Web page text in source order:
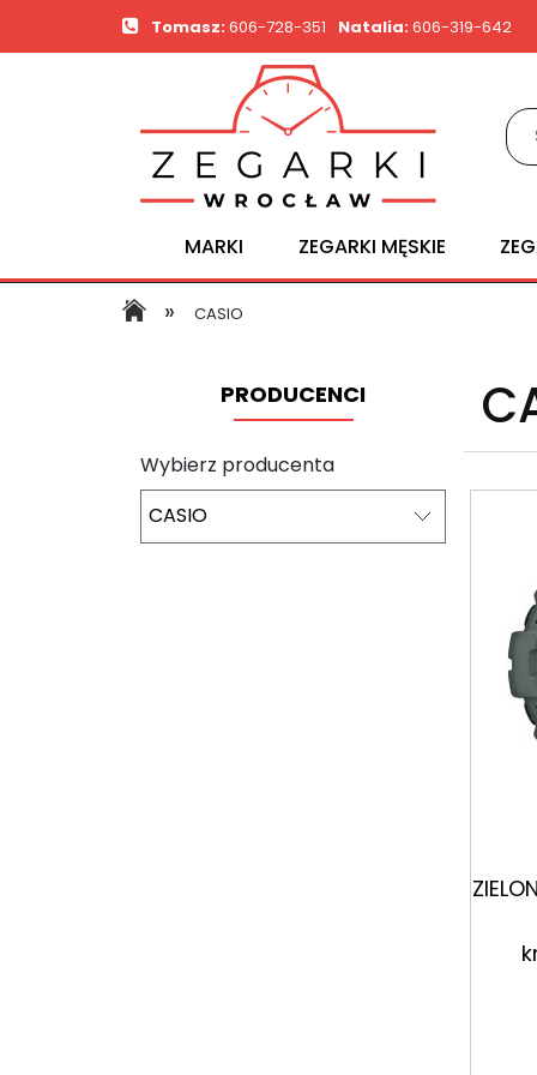
Tomasz:606-728-351 Natalia:606-319-642
MARKI ZEGARKI MĘSKIE
» CASIO
PRODUCENCI
Wybierz producenta